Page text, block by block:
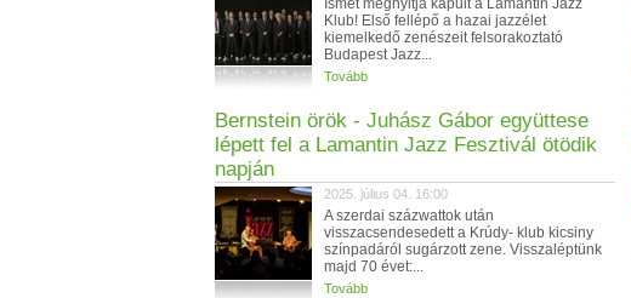
Ismét megnyitja kapuit a Lamantin Jazz
Klub! Első fellépő a hazai jazzélet
kiemelkedő zenészeit felsorakoztató
Budapest Jazz...
Tovább
Bernstein örök - Juhász Gábor együttese
lépett fel a Lamantin Jazz Fesztivál ötödik
napján
2025. július 04. 16:00
A szerdai százwattok után
visszacsendesedett a Krúdy- klub kicsiny
színpadáról sugárzott zene. Visszaléptünk
majd 70 évet:...
Tovább